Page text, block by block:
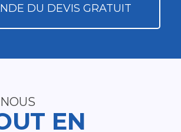
DU DEVIS GRATUIT
EN